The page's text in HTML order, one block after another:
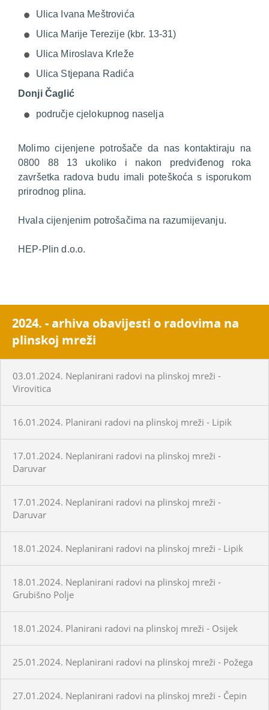
Ulica Ivana Meštrovića
Ulica Marije Terezije (kbr. 13-31)
Ulica Miroslava Krleže
Ulica Stjepana Radića
Donji Čaglić
područje cjelokupnog naselja
Molimo cijenjene potrošače da nas kontaktiraju na
0800 88 13 ukoliko i nakon predviđenog roka
završetka radova budu imali poteškoća s isporukom
prirodnog plina.
Hvala cijenjenim potrošačima na razumijevanju.
HEP-Plin d.o.o.
2024. - arhiva obavijesti o radovima na
plinskoj mreži
03.01.2024. Neplanirani radovi na plinskoj mreži -
Virovitica
16.01.2024. Planirani radovi na plinskoj mreži - Lipik
17.01.2024. Neplanirani radovi na plinskoj mreži -
Daruvar
17.01.2024. Neplanirani radovi na plinskoj mreži -
Daruvar
18.01.2024. Neplanirani radovi na plinskoj mreži - Lipik
18.01.2024. Neplanirani radovi na plinskoj mreži -
Grubišno Polje
18.01.2024. Planirani radovi na plinskoj mreži - Osijek
25.01.2024. Neplanirani radovi na plinskoj mreži - Požega
27.01.2024. Neplanirani radovi na plinskoj mreži - Čepin